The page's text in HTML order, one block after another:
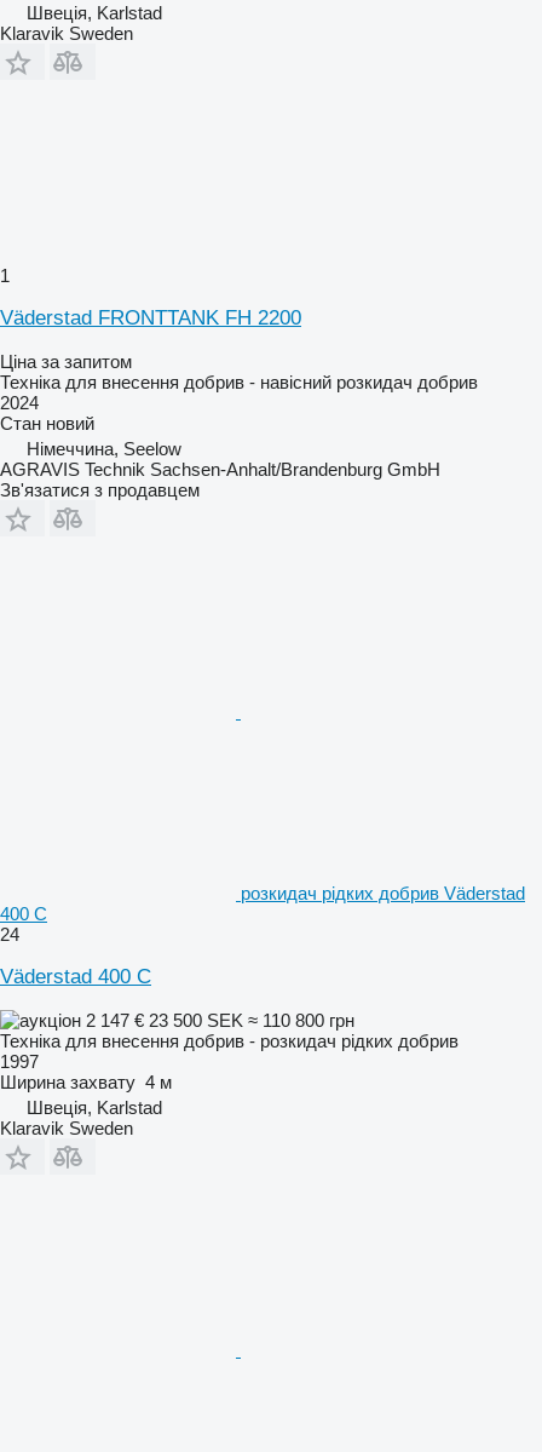
Швеція, Karlstad
Klaravik Sweden
1
Väderstad FRONTTANK FH 2200
Ціна за запитом
Техніка для внесення добрив - навісний розкидач добрив
2024
Стан новий
Німеччина, Seelow
AGRAVIS Technik Sachsen-Anhalt/Brandenburg GmbH
Зв'язатися з продавцем
розкидач рідких добрив Väderstad
400 C
24
Väderstad 400 C
2 147 € 23 500 SEK ≈ 110 800 грн
Техніка для внесення добрив - розкидач рідких добрив
1997
Ширина захвату 4 м
Швеція, Karlstad
Klaravik Sweden